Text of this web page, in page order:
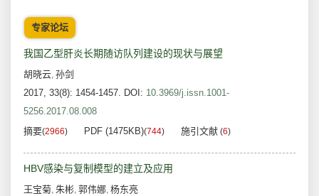
专家论坛
我国乙型肝炎长期随访队列建设的现状与展望
胡晓云, 孙剑
2017, 33(8): 1454-1457. DOI: 10.3969/j.issn.1001-
5256.2017.08.008
摘要(2966) PDF (1475KB)(744) 施引文献 (6)
HBV感染与复制模型的建立及应用
王宝菊, 朱彬, 郭伟娜, 杨东亮